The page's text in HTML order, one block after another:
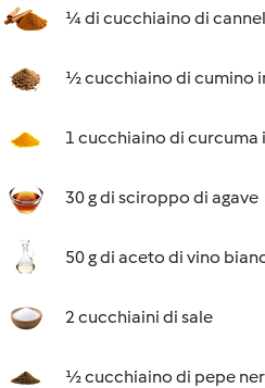
¼ di cucchiaino di
½ cucchiaino di cumino
1 cucchiaino di curcuma
30 g di sciroppo di agave
50 g di aceto di vino
2 cucchiaini di sale
½ cucchiaino di pepe